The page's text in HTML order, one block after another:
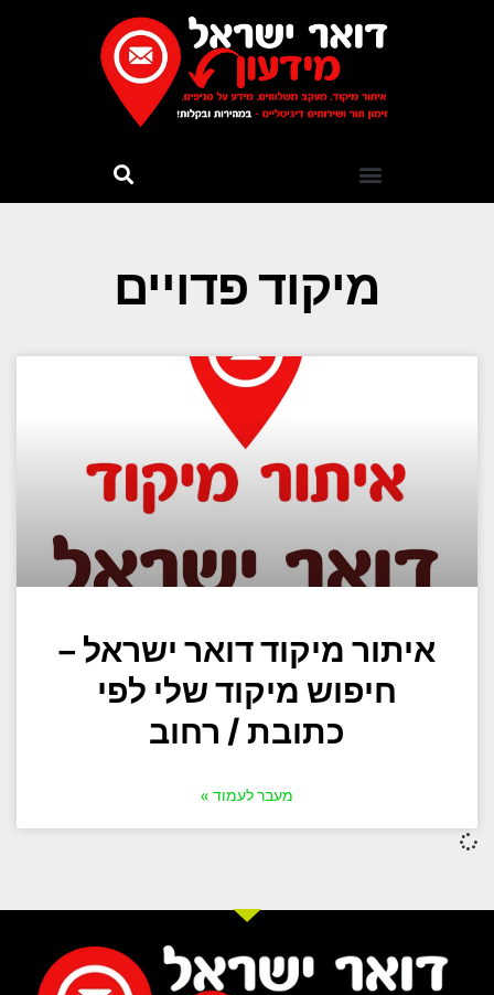
מיקוד פדויים
איתור מיקוד דואר ישראל –
חיפוש מיקוד שלי לפי
כתובת / רחוב
מעבר לעמוד »